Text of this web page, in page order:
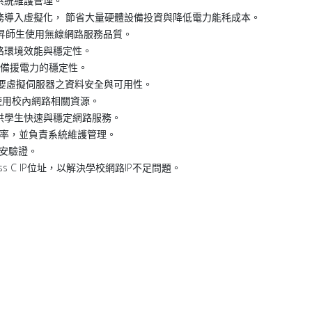
入虛擬化， 節省大量硬體設備投資與降低電力能秏成本。
生使用無線網路服務品質。
境效能與穩定性。
援電力的穩定性。
擬伺服器之資料安全與可用性。
校內網路相關資源。
生快速與穩定網路服務。
，並負責系統維護管理。
驗證。
C IP位址，以解決學校網路IP不足問題。
-張君維